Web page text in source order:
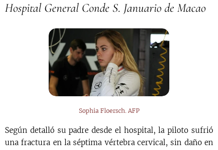
Hospital General Conde S. Januario de Macao
Sophia Floersch. AFP
Según detalló su padre desde el hospital, la piloto sufrió
una fractura en la séptima vértebra cervical, sin daño en